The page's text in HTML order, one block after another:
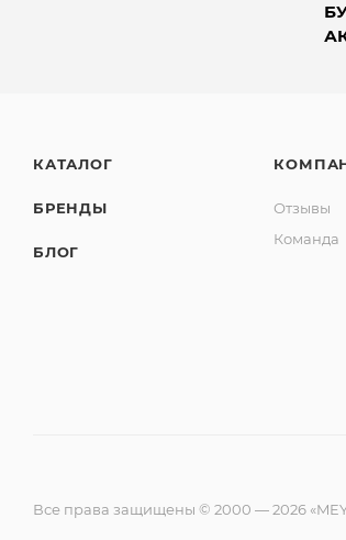
КАТАЛОГ
БРЕНДЫ
БЛОГ
Отзывы
Команда
Все права защищены © 2000 — 2026